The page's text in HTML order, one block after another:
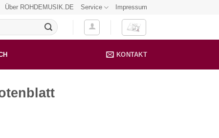
Über ROHDEMUSIK.DE Service Impressum
KONTAKT